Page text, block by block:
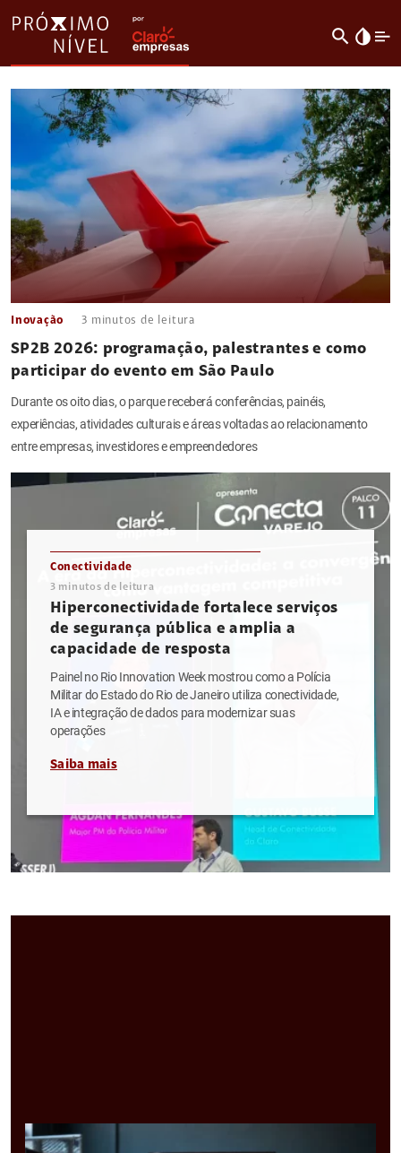
search invert_colors
Inovação 3 minutos de leitura
SP2B 2026: programação, palestrantes e como
participar do evento em São Paulo
Durante os oito dias, o parque receberá conferências, painéis,
experiências, atividades culturais e áreas voltadas ao relacionamento
entre empresas, investidores e empreendedores
Conectividade
3 minutos de leitura
Hiperconectividade fortalece serviços
de segurança pública e amplia a
capacidade de resposta
Painel no Rio Innovation Week mostrou como a Polícia
Militar do Estado do Rio de Janeiro utiliza conectividade,
IA e integração de dados para modernizar suas
operações
Saiba mais